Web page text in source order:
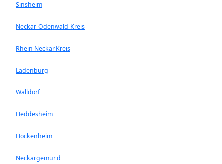
Sinsheim
Neckar-Odenwald-Kreis
Rhein Neckar Kreis
Ladenburg
Walldorf
Heddesheim
Hockenheim
Neckargemünd